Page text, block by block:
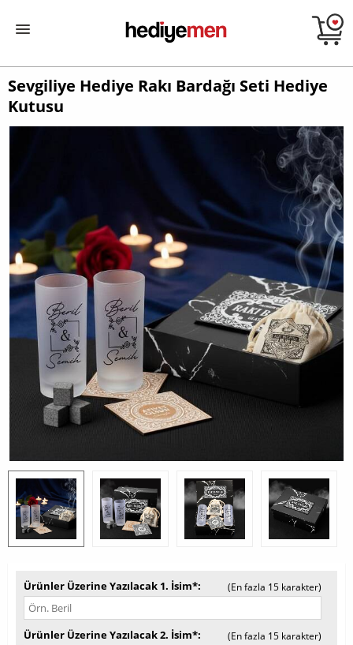
Sevgiliye Hediye Rakı Bardağı Seti Hediye
Kutusu
Ürünler Üzerine Yazılacak 1. İsim* (En fazla 15 karakter)
Ürünler Üzerine Yazılacak 2. İsim* (En fazla 15 karakter)